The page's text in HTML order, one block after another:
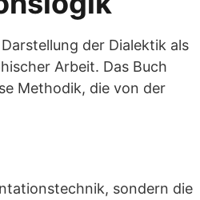
der Dialektik als
Arbeit. Das Buch
Methodik, die von der
sondern die